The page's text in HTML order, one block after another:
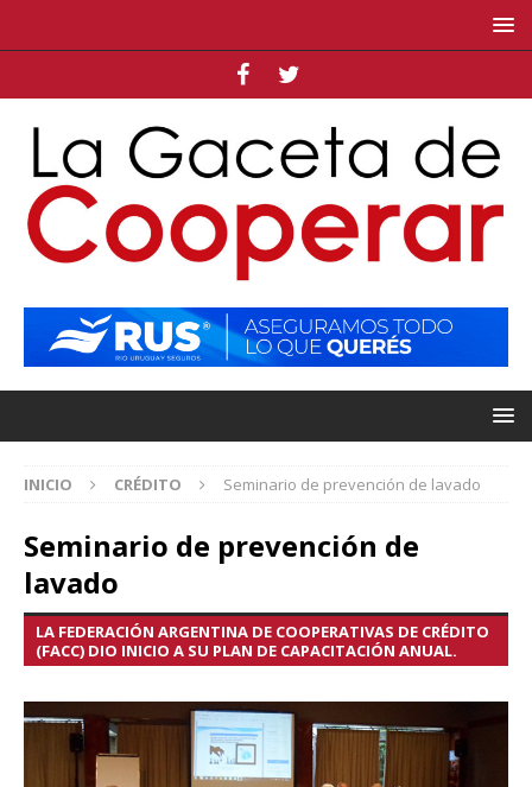
INICIO CRÉDITO Seminario de prevención de lavado
Seminario de prevención de
lavado
LA FEDERACIÓN ARGENTINA DE COOPERATIVAS DE CRÉDITO
(FACC) DIO INICIO A SU PLAN DE CAPACITACIÓN ANUAL.